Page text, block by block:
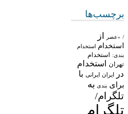
برچسب‌ها
/ «عصر از
استخدام استخدام
بندی: استخدام
تهران
استخدام
در
ایران ایرانی با
برای بندی به
تلگرام/
تلگرام